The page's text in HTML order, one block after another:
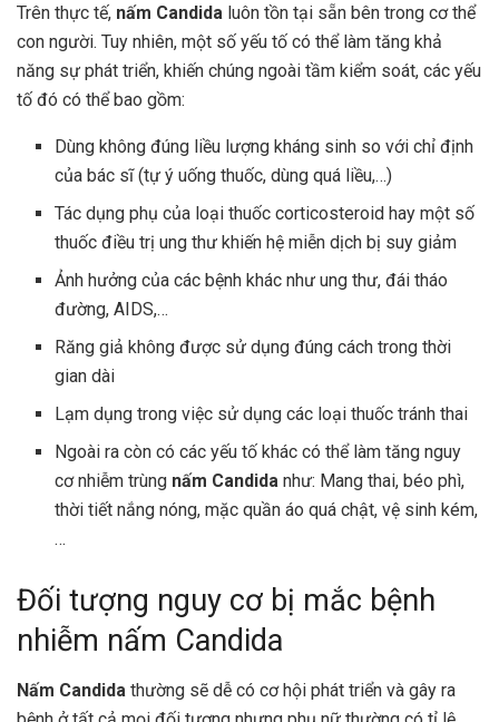
Trên thực tế, nấm Candida luôn tồn tại sẵn bên trong cơ thể
con người. Tuy nhiên, một số yếu tố có thể làm tăng khả
năng sự phát triển, khiến chúng ngoài tầm kiểm soát, các yếu
tố đó có thể bao gồm:
Dùng không đúng liều lượng kháng sinh so với chỉ định
của bác sĩ (tự ý uống thuốc, dùng quá liều,…)
Tác dụng phụ của loại thuốc corticosteroid hay một số
thuốc điều trị ung thư khiến hệ miễn dịch bị suy giảm
Ảnh hưởng của các bệnh khác như ung thư, đái tháo
đường, AIDS,…
Răng giả không được sử dụng đúng cách trong thời
gian dài
Lạm dụng trong việc sử dụng các loại thuốc tránh thai
Ngoài ra còn có các yếu tố khác có thể làm tăng nguy
cơ nhiễm trùng nấm Candida như: Mang thai, béo phì,
thời tiết nắng nóng, mặc quần áo quá chật, vệ sinh kém,
…
Đối tượng nguy cơ bị mắc bệnh
nhiễm nấm Candida
Nấm Candida thường sẽ dễ có cơ hội phát triển và gây ra